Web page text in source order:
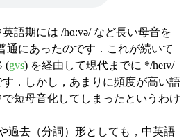
語期には /hɑːvə/ など長い母音を
通にあったのです．これが続いて
(gvs) を経由して現代までに */heɪv/
．しかし，あまりに頻度が高い語
短母音化してしまったというわけ
過去（分詞）形としても，中英語